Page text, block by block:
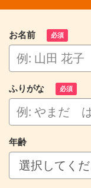
お名前 必須
ふりがな 必須
年齢